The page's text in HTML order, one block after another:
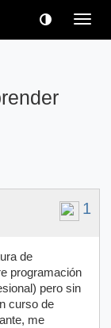
1
de
programación
pero sin
curso de
me